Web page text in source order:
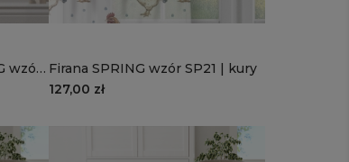
wzór Firana SPRING wzór SP21 | kury
127,00 zł